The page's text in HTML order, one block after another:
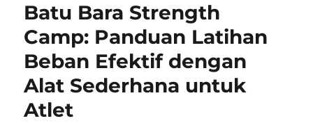
Batu Bara Strength
Camp: Panduan Latihan
Beban Efektif dengan
Alat Sederhana untuk
Atlet